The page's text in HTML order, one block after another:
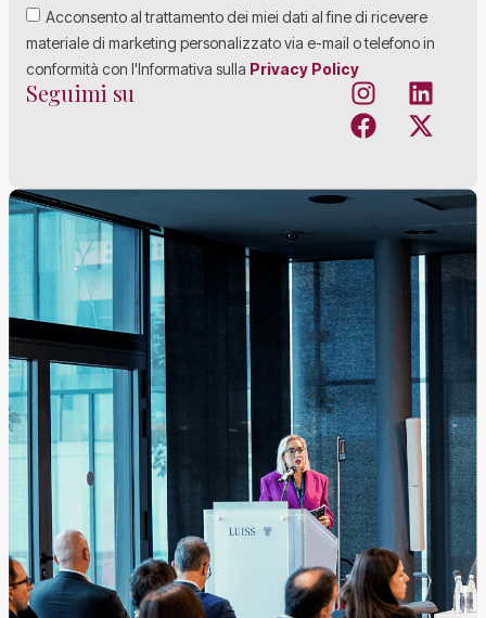
Acconsento al trattamento dei miei dati al fine di ricevere
materiale di marketing personalizzato via e-mail o telefono in
conformità con l'Informativa sulla Privacy Policy
Seguimi su